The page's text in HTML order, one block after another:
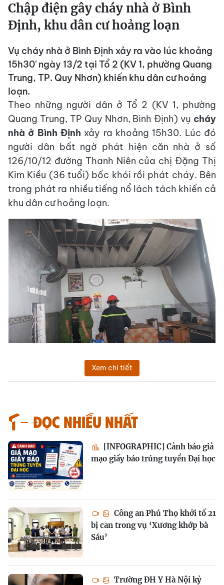
Chập điện gây cháy nhà ở Bình
Định, khu dân cư hoảng loạn
Vụ cháy nhà ở Bình Định xảy ra vào lúc khoảng
15h30' ngày 13/2 tại Tổ 2 (KV 1, phường Quang
Trung, TP. Quy Nhơn) khiến khu dân cư hoảng
loạn.
Theo những người dân ở Tổ 2 (KV 1, phường
Quang Trung, TP Quy Nhơn, Bình Định) vụ cháy
nhà ở Bình Định xảy ra khoảng 15h30. Lúc đó
người dân bất ngờ phát hiện căn nhà ở số
126/10/12 đường Thanh Niên của chị Đặng Thị
Kim Kiều (36 tuổi) bốc khói rồi phát cháy. Bên
trong phát ra nhiều tiếng nổ lách tách khiến cả
khu dân cư hoảng loạn.
Xem chi tiết
Đọc nhiều nhất
[INFOGRAPHIC] Cảnh báo giả
mạo giấy báo trúng tuyển Đại học
Công an Phú Thọ khởi tố 21
bị can trong vụ ‘Xương khớp bà
Sáu’
Trường ĐH Y Hà Nội kỷ